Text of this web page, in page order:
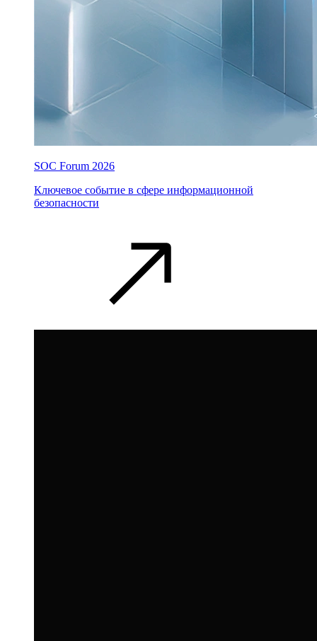
SOC Forum 2026
Ключевое событие в сфере информационной
безопасности